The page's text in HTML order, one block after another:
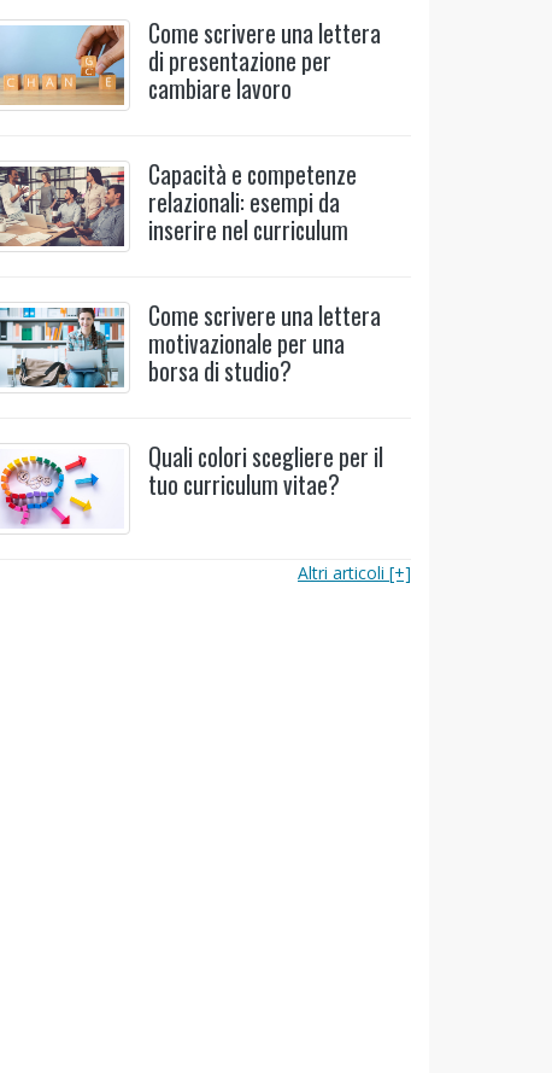
Come scrivere una lettera
di presentazione per
cambiare lavoro
Capacità e competenze
relazionali: esempi da
inserire nel curriculum
Come scrivere una lettera
motivazionale per una
borsa di studio?
Quali colori scegliere per il
tuo curriculum vitae?
Altri articoli [+]